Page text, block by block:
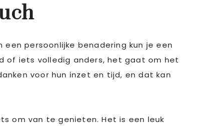
persoonlijke benadering kun je een
of iets volledig anders, het gaat om het
voor hun inzet en tijd, en dat kan
om van te genieten. Het is een leuk